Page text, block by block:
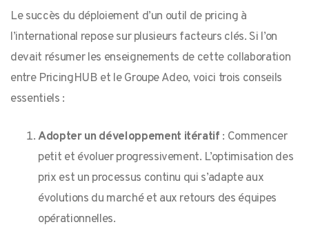
Le succès du déploiement d’un outil de pricing à
l’international repose sur plusieurs facteurs clés. Si l’on
devait résumer les enseignements de cette collaboration
entre PricingHUB et le Groupe Adeo, voici trois conseils
essentiels :
Adopter un développement itératif : Commencer
petit et évoluer progressivement. L’optimisation des
prix est un processus continu qui s’adapte aux
évolutions du marché et aux retours des équipes
opérationnelles.